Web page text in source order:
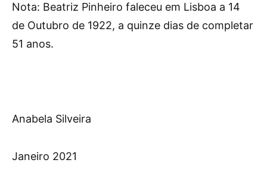
Nota: Beatriz Pinheiro faleceu em Lisboa a 14
de Outubro de 1922, a quinze dias de completar
51 anos.
Anabela Silveira
Janeiro 2021